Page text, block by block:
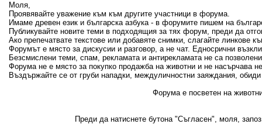
Моля,
Проявявайте уважение към към другите участници в форума.
Имаме древен език и българска азбука - в форумите пишем на
Публикувайте новите теми в подходящия за тях форум, преди да
Ако препечатвате текстове или добавяте снимки, слагайте линкове
Форумът е място за дискусии и разговор, а не чат. Едносрични
Безсмислени теми, спам, рекламата и антирекламата не са
Форума не е място за покупко продажба на животни и не насърчава
Въздържайте се от груби нападки, междуличностни заяждания,
Форума е посветен на
Преди да натиснете бутона "Съгласен", моля,